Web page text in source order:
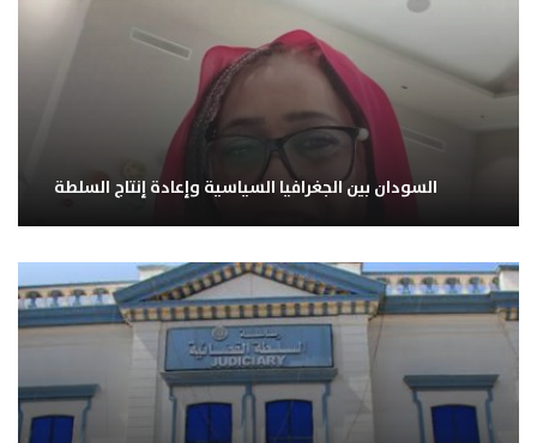
السودان بين الجغرافيا السياسية وإعادة إنتاج السلطة